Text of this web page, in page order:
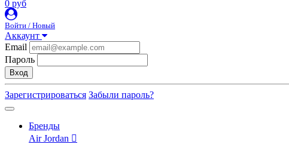
0 руб
Войти / Новый
Аккаунт
Email
Пароль
Вход
Зарегистрироваться Забыли пароль?
Бренды
Air Jordan